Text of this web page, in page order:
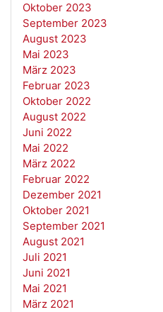
Oktober 2023
September 2023
August 2023
Mai 2023
März 2023
Februar 2023
Oktober 2022
August 2022
Juni 2022
Mai 2022
März 2022
Februar 2022
Dezember 2021
Oktober 2021
September 2021
August 2021
Juli 2021
Juni 2021
Mai 2021
März 2021